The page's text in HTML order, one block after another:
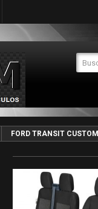
FORD TRANSIT CUSTOM